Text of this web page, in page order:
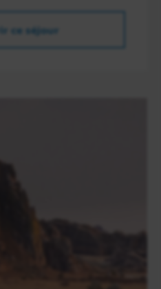
ce séjour